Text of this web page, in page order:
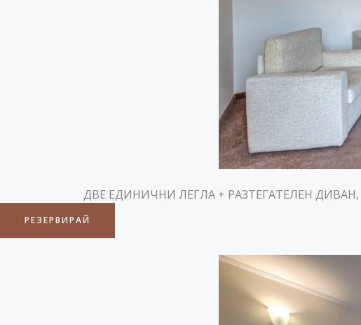
ДВЕ ЕДИНИЧНИ ЛЕГЛА + РАЗТЕГАТЕЛЕН
РЕЗЕРВИРАЙ